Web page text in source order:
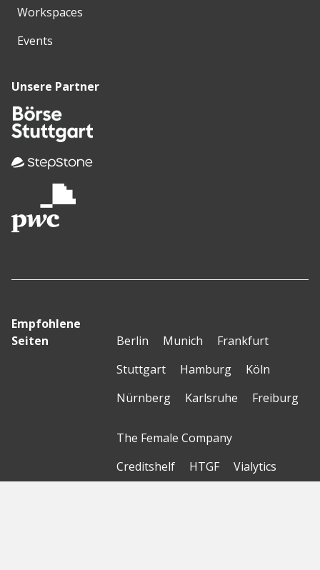
Workspaces
Events
Unsere Partner
Empfohlene
Seiten
Berlin Munich
Frankfurt
Stuttgart
Hamburg
Köln
Nürnberg
Karlsruhe Freiburg
The Female Company
Creditshelf
HTGF
Vialytics